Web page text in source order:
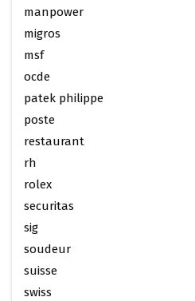
manpower
migros
msf
ocde
patek philippe
poste
restaurant
rh
rolex
securitas
sig
soudeur
suisse
swiss